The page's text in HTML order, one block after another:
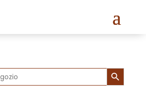
Search Button